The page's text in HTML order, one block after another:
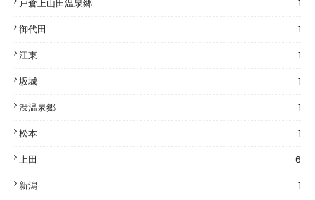
戸倉上山田温泉郷
1
御代田
1
江東
1
坂城
1
渋温泉郷
1
松本
1
上田
6
新潟
1